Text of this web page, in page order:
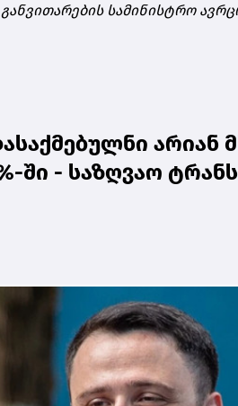
სამინისტრო
არიან
- საზღვაო